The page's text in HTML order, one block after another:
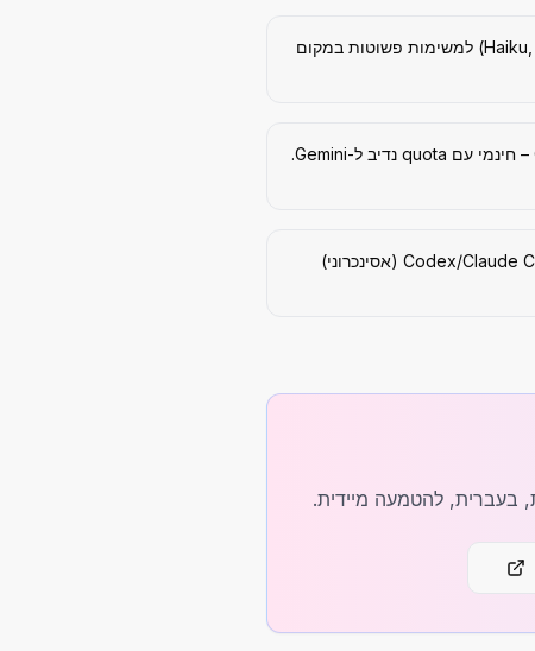
בחר מודל קטן (Haiku, GPT-4o-mini) למשימות פשוטות במקום
תזרים משימות ארוכות ל-Codex/Claude Code (אסינכרוני)